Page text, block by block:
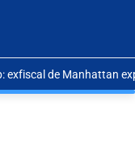
exfiscal de Manhattan